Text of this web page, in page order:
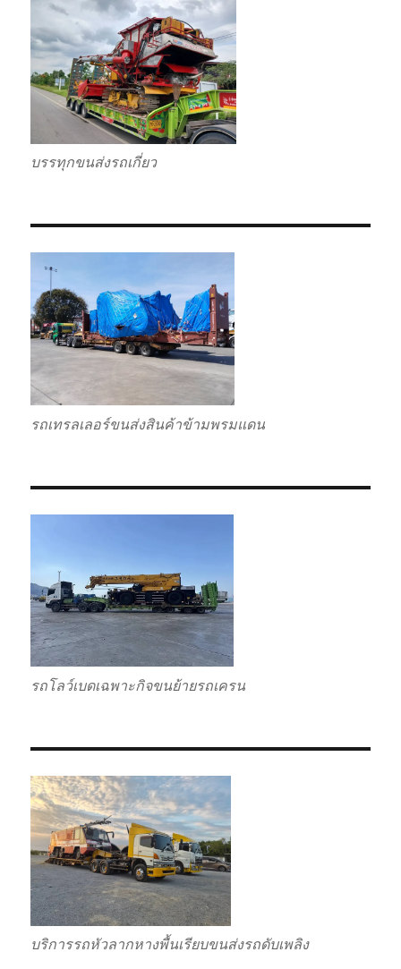
บรรทุกขนส่งรถเกี่ยว
รถเทรลเลอร์ขนส่งสินค้าข้ามพรมแดน
รถโลว์เบดเฉพาะกิจขนย้ายรถเครน
บริการรถหัวลากหางพื้นเรียบขนส่งรถดับเพลิง